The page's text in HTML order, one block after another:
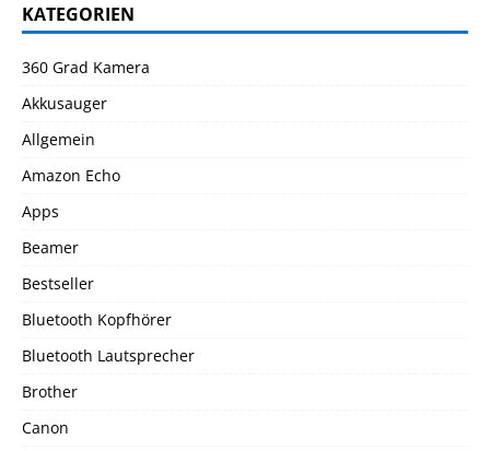
KATEGORIEN
360 Grad Kamera
Akkusauger
Allgemein
Amazon Echo
Apps
Beamer
Bestseller
Bluetooth Kopfhörer
Bluetooth Lautsprecher
Brother
Canon